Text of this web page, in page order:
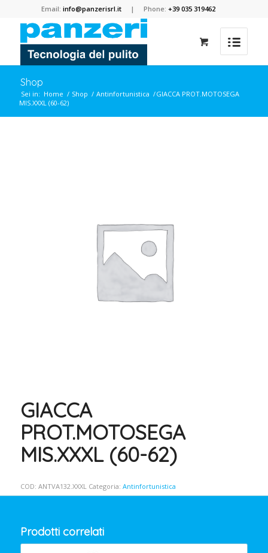
Email:info@panzerisrl.it | Phone:+39 035 319462
Shop
Sei in: Home / Shop / Antinfortunistica /GIACCA PROT.MOTOSEGA
MIS.XXXL (60-62)
GIACCA
PROT.MOTOSEGA
MIS.XXXL (60-62)
COD: ANTVA132.XXXL Categoria: Antinfortunistica
Prodotti correlati